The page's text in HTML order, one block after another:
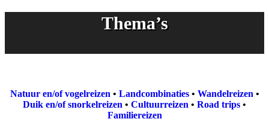
Thema’s
Natuur en/of vogelreizen • Landcombinaties• Wandelreizen •
Duik en/of snorkelreizen • Cultuurreizen • Road trips •
Familiereizen